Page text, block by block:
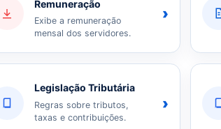
Remuneração
Exibe a remuneração
mensal dos servidores.
›
Legislação Tributária
Regras sobre tributos,
taxas e contribuições.
›